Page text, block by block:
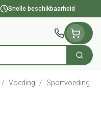
Snelle beschikbaarheid
Zoek
/ Voeding / Sportvoeding